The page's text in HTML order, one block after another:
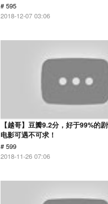
# 595
2018-12-07 03:06
【越哥】豆瓣9.2分，好于99%的
电影可遇不可求！
# 599
2018-11-26 07:06